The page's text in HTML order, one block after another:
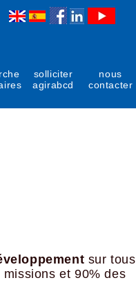
solliciter
agirabcd
nous
contacter
sur tous
et 90% des